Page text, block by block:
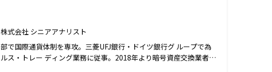
式会社 シニアアナリスト
で国際通貨体制を専攻。三菱UFJ銀行・ドイツ銀行グ ループで為
ス・トレー ディング業務に従事。2018年より暗号資産交換業者で